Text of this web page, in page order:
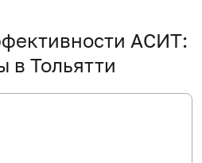
АСИТ:
в Тольятти